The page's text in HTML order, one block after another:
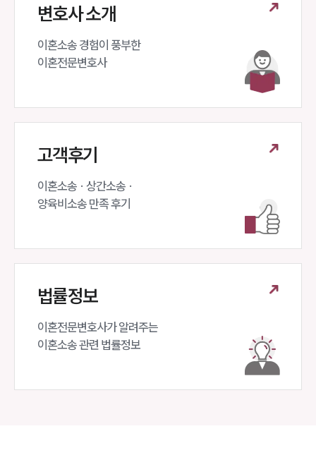
변호사 소개
이혼소송 경험이 풍부한
이혼전문변호사
고객후기
이혼소송 · 상간소송 ·
양육비소송 만족 후기
법률정보
이혼전문변호사가 알려주는
이혼소송 관련 법률정보